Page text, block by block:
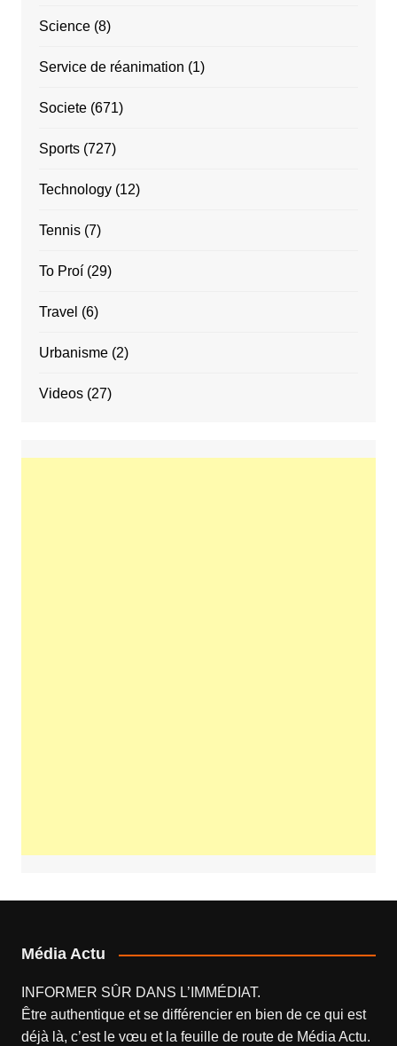
Science(8)
Service de réanimation (1)
Societe(671)
Sports(727)
Technology(12)
Tennis(7)
To Proí(29)
Travel (6)
Urbanisme(2)
Videos(27)
Média Actu
INFORMER SÛR DANS L’IMMÉDIAT.
Être authentique et se différencier en bien de ce qui est
déjà là, c’est le vœu et la feuille de route de Média Actu.